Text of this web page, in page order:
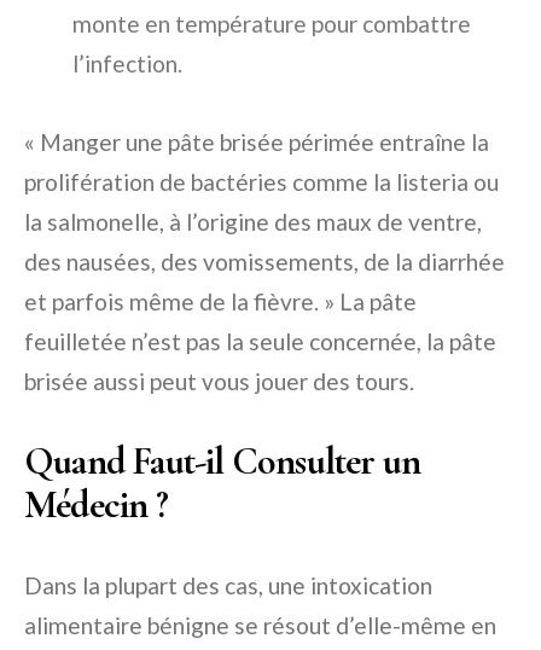
monte en température pour combattre
l’infection.
« Manger une pâte brisée périmée entraîne la
prolifération de bactéries comme la listeria ou
la salmonelle, à l’origine des maux de ventre,
des nausées, des vomissements, de la diarrhée
et parfois même de la fièvre. » La pâte
feuilletée n’est pas la seule concernée, la pâte
brisée aussi peut vous jouer des tours.
Quand Faut-il Consulter un
Médecin ?
Dans la plupart des cas, une intoxication
alimentaire bénigne se résout d’elle-même en